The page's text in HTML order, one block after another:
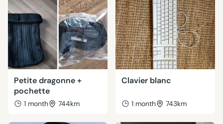
Petite dragonne +
pochette
1 month 744km
Clavier blanc
1 month 743km